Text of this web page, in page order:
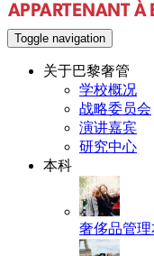
Toggle navigation
关于巴黎奢管
学校概况
战略委员会
演讲嘉宾
研究中心
本科
奢侈品管